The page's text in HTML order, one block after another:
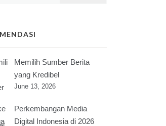
Memilih Sumber Berita
yang Kredibel
June 13, 2026
Perkembangan Media
Digital Indonesia di 2026